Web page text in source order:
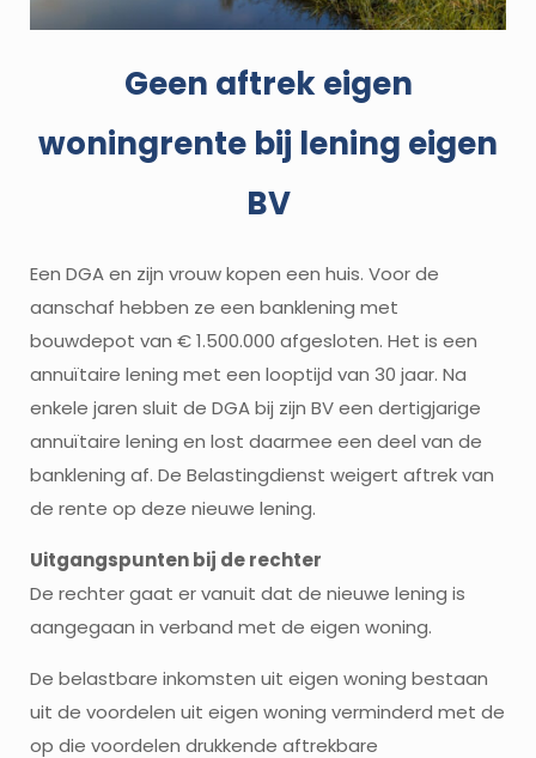
Geen aftrek eigen
woningrente bij lening eigen
BV
Een DGA en zijn vrouw kopen een huis. Voor de
aanschaf hebben ze een banklening met
bouwdepot van € 1.500.000 afgesloten. Het is een
annuïtaire lening met een looptijd van 30 jaar. Na
enkele jaren sluit de DGA bij zijn BV een dertigjarige
annuïtaire lening en lost daarmee een deel van de
banklening af. De Belastingdienst weigert aftrek van
de rente op deze nieuwe lening.
Uitgangspunten bij de rechter
De rechter gaat er vanuit dat de nieuwe lening is
aangegaan in verband met de eigen woning.
De belastbare inkomsten uit eigen woning bestaan
uit de voordelen uit eigen woning verminderd met de
op die voordelen drukkende aftrekbare